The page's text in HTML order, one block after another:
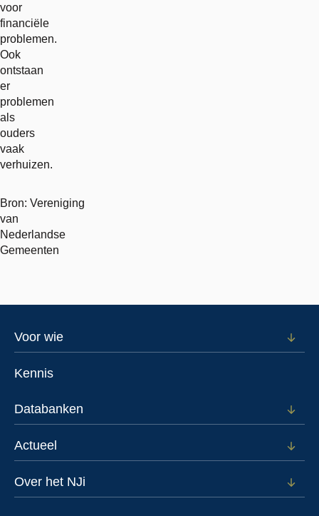
voor
financiële
problemen.
Ook
ontstaan
er
problemen
als
ouders
vaak
verhuizen.
Bron: Vereniging
van
Nederlandse
Gemeenten
Footer
Voor wie
Open
Kennis
Databanken
Open
voor
Actueel
Open
voor
Over het NJi
Open